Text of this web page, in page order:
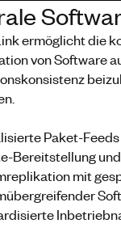
ermöglicht die
von Software
Paket-
Bereitstellung
mit